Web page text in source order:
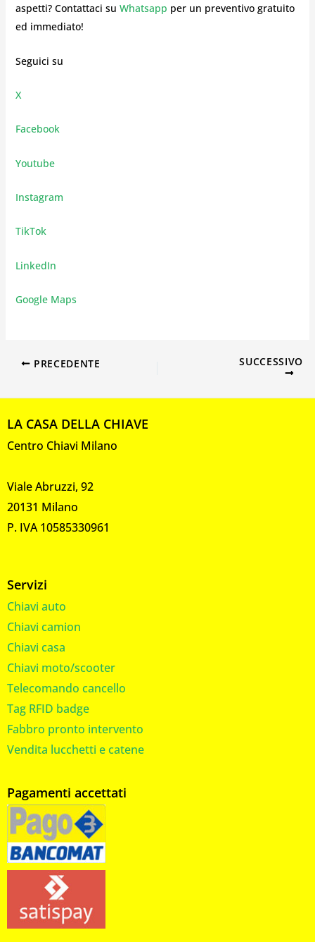
aspetti? Contattaci su Whatsapp per un preventivo gratuito
ed immediato!
Seguici su
X
Facebook
Youtube
Instagram
TikTok
LinkedIn
Google Maps
PRECEDENTE SUCCESSIVO
LA CASA DELLA CHIAVE
Centro Chiavi Milano
Viale Abruzzi, 92
20131 Milano
P. IVA 10585330961
Servizi
Chiavi auto
Chiavi camion
Chiavi casa
Chiavi moto/scooter
Telecomando cancello
Tag RFID badge
Fabbro pronto intervento
Vendita lucchetti e catene
Pagamenti accettati